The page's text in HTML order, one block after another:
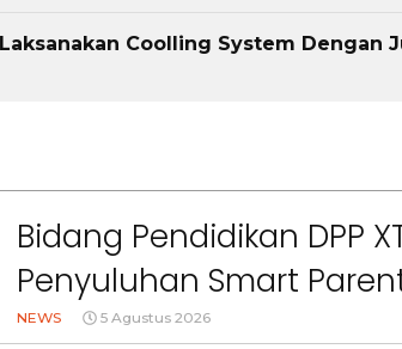
Coolling System Dengan
Bidang Pendidikan DPP
Penyuluhan Smart
Cihanjuang KBB
NEWS 5 Agustus 2026